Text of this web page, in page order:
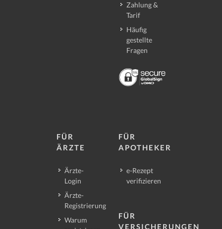
Zahlung &
Tarif
Häufig
gestellte
Fragen
FÜR
ÄRZTE
Ärzte-
Login
Ärzte-
Registrierung
Warum
FÜR
APOTHEKER
e-Rezept
verifizieren
FÜR
VERSICHERUNGEN